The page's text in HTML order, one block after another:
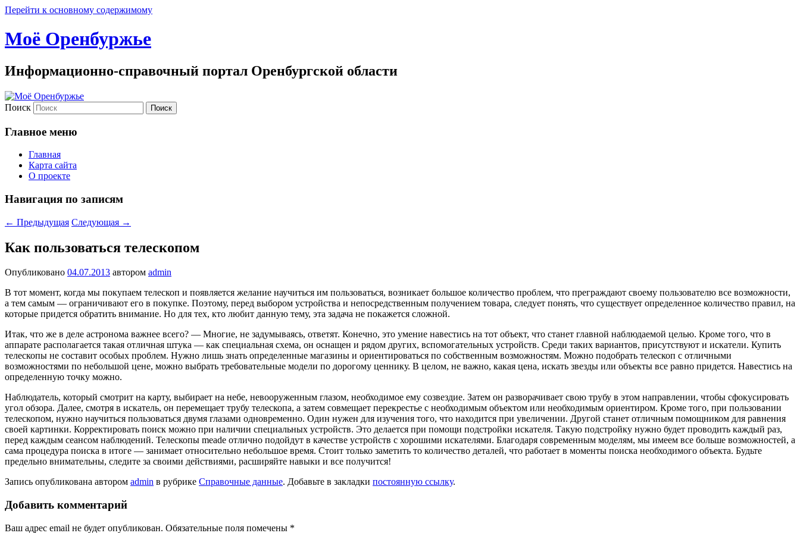
Перейти к основному содержимому
Моё Оренбуржье
Информационно-справочный портал Оренбургской области
Поиск
Главное меню
Главная
Карта сайта
О проекте
Навигация по записям
← Предыдущая Следующая →
Как пользоваться телескопом
Опубликовано 04.07.2013 автором admin
В тот момент, когда мы покупаем телескоп и появляется желание научиться им пользоваться, возникает большое количество проблем, что преграждают своему пользователю все возможности,
а тем самым — ограничивают его в покупке. Поэтому, перед выбором устройства и непосредственным получением товара, следует понять, что существует определенное количество правил, на
которые придется обратить внимание. Но для тех, кто любит данную тему, эта задача не покажется сложной.
Итак, что же в деле астронома важнее всего? — Многие, не задумываясь, ответят. Конечно, это умение навестись на тот объект, что станет главной наблюдаемой целью. Кроме того, что в
аппарате располагается такая отличная штука — как специальная схема, он оснащен и рядом других, вспомогательных устройств. Среди таких вариантов, присутствуют и искатели. Купить
телескопы не составит особых проблем. Нужно лишь знать определенные магазины и ориентироваться по собственным возможностям. Можно подобрать телескоп с отличными
возможностями по небольшой цене, можно выбрать требовательные модели по дорогому ценнику. В целом, не важно, какая цена, искать звезды или объекты все равно придется. Навестись на
определенную точку можно.
Наблюдатель, который смотрит на карту, выбирает на небе, невооруженным глазом, необходимое ему созвездие. Затем он разворачивает свою трубу в этом направлении, чтобы сфокусировать
угол обзора. Далее, смотря в искатель, он перемещает трубу телескопа, а затем совмещает перекрестье с необходимым объектом или необходимым ориентиром. Кроме того, при пользовании
телескопом, нужно научиться пользоваться двумя глазами одновременно. Один нужен для изучения того, что находится при увеличении. Другой станет отличным помощником для равнения
своей картинки. Корректировать поиск можно при наличии специальных устройств. Это делается при помощи подстройки искателя. Такую подстройку нужно будет проводить каждый раз,
перед каждым сеансом наблюдений. Телескопы meade отлично подойдут в качестве устройств с хорошими искателями. Благодаря современным моделям, мы имеем все больше возможностей, а
сама процедура поиска в итоге — занимает относительно небольшое время. Стоит только заметить то количество деталей, что работает в моменты поиска необходимого объекта. Будьте
предельно внимательны, следите за своими действиями, расширяйте навыки и все получится!
Запись опубликована автором admin в рубрике Справочные данные. Добавьте в закладки постоянную ссылку.
Добавить комментарий
Ваш адрес email не будет опубликован. Обязательные поля помечены *